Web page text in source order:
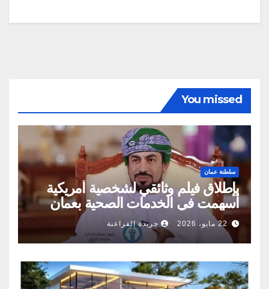
You missed
سلطنة عمان
بإطلاق فيلم وثائقي لشخصية أمريكية
أسهمت في الخدمات الصحية بعمان
22 مايو، 2026 جريدة الفراعنة